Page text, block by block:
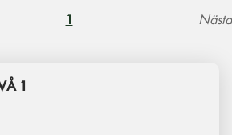
1 Nästa
1